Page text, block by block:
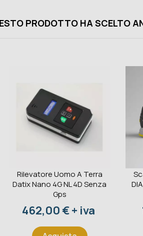
PRODOTTO HA SCELTO
Rilevatore Uomo A Terra
Datix Nano 4G NL 4D Senza
Gps
Prezzo
462,00 € + iva